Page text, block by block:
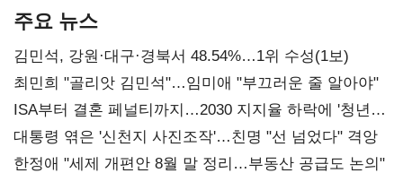
주요 뉴스
김민석, 강원·대구·경북서 48.54%…1위 수성(1보)
최민희 "골리앗 김민석"…임미애 "부끄러운 줄 알아야"
ISA부터 결혼 페널티까지…2030 지지율 하락에 '청년
챙기기'
대통령 엮은 '신천지 사진조작'…친명 "선 넘었다" 격앙
한정애 "세제 개편안 8월 말 정리…부동산 공급도 논의"